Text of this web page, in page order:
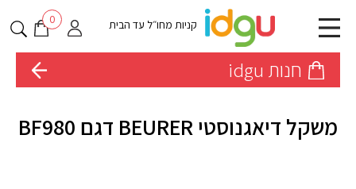
קניות מחו״ל עד הבית 0
חנות idgu
משקל דיאגנוסטי BEURER דגם BF980